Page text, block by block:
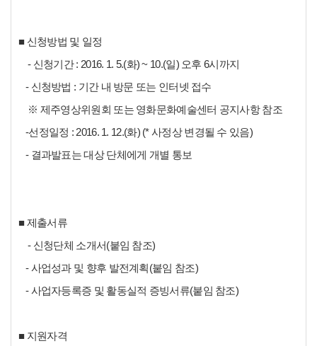
■ 신청방법 및 일정
- 신청기간 : 2016. 1. 5.(화) ~ 10.(일) 오후 6시까지
- 신청방법 : 기간 내 방문 또는 인터넷 접수
※ 제주영상위원회 또는 영화문화예술센터 공지사항 참조
-선정일정 : 2016. 1. 12.(화) (* 사정상 변경될 수 있음)
- 결과발표는 대상 단체에게 개별 통보
■ 제출서류
- 신청단체 소개서(붙임 참조)
- 사업성과 및 향후 발전계획(붙임 참조)
- 사업자등록증 및 활동실적 증빙서류(붙임 참조)
■ 지원자격